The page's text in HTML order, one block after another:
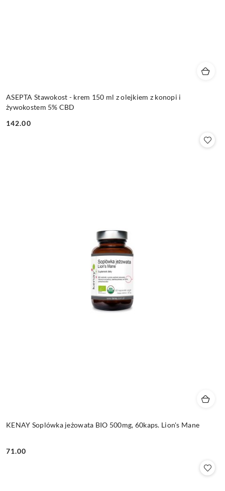
ASEPTA Stawokost - krem 150 ml z olejkiem z konopi i
żywokostem 5% CBD
Cena:
142.00
KENAY Soplówka jeżowata BIO 500mg, 60kaps. Lion's Mane
Cena:
71.00